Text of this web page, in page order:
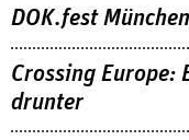
DOK.fest
Crossing Europe:
drunter